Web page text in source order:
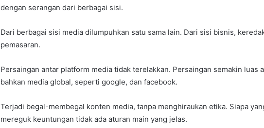
dengan serangan dari berbagai sisi.
Dari berbagai sisi media dilumpuhkan satu sama lain. Dari sisi bisnis,
pemasaran.
Persaingan antar platform media tidak terelakkan. Persaingan semakin luas
bahkan media global, seperti google, dan facebook.
Terjadi begal-membegal konten media, tanpa menghiraukan etika. Siapa
mereguk keuntungan tidak ada aturan main yang jelas.